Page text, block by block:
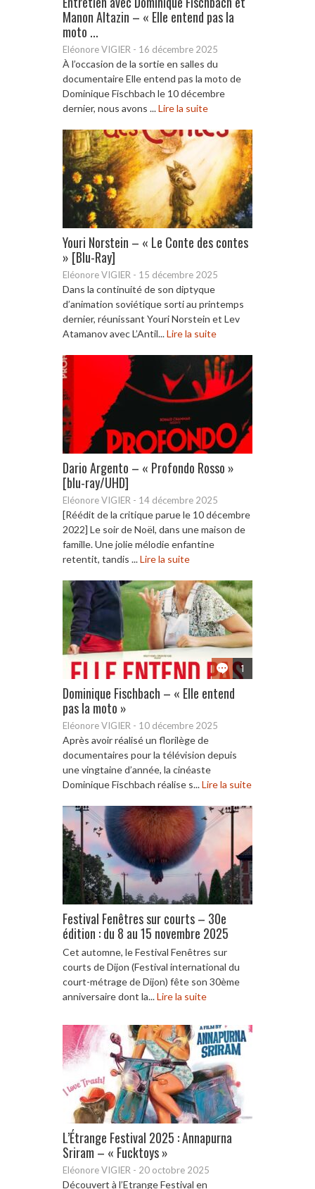
Manon Altazin – « Elle entend pas la
moto ...
Eléonore VIGIER - 16 décembre 2025
À l’occasion de la sortie en salles du
documentaire Elle entend pas la moto de
Dominique Fischbach le 10 décembre
dernier, nous avons ...Lire la suite
Youri Norstein – « Le Conte des contes
» [Blu-Ray]
Eléonore VIGIER - 15 décembre 2025
Dans la continuité de son diptyque
d’animation soviétique sorti au printemps
dernier, réunissant Youri Norstein et Lev
Atamanov avec L’Antil...Lire la suite
Dario Argento – « Profondo Rosso »
[blu-ray/UHD]
Eléonore VIGIER - 14 décembre 2025
[Réédit de la critique parue le 10 décembre
2022] Le soir de Noël, dans une maison de
famille. Une jolie mélodie enfantine
retentit, tandis ...Lire la suite
1
Dominique Fischbach – « Elle entend
pas la moto »
Eléonore VIGIER - 10 décembre 2025
Après avoir réalisé un florilège de
documentaires pour la télévision depuis
une vingtaine d’année, la cinéaste
Dominique Fischbach réalise s...Lire la suite
Festival Fenêtres sur courts – 30e
édition : du 8 au 15 novembre 2025
Cet automne, le Festival Fenêtres sur
courts de Dijon (Festival international du
court-métrage de Dijon) fête son 30ème
anniversaire dont la...Lire la suite
L’Étrange Festival 2025 : Annapurna
Sriram – « Fucktoys »
Eléonore VIGIER - 20 octobre 2025
Découvert à l’Etrange Festival en